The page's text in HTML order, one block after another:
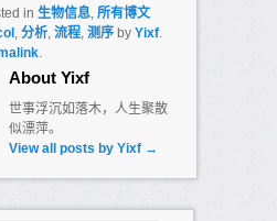
in 生物信息, 所有博文
, 分析, 流程, 测序by Yixf.
.
About Yixf
世事浮沉如落木，人生聚散
似漂萍。
View all posts by Yixf →